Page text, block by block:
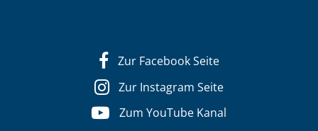
Zur Facebook Seite
Zur Instagram Seite
Zum YouTube Kanal